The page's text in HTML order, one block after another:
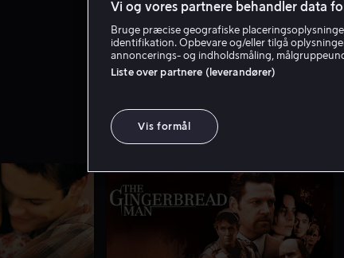
Daryl
Gæst
Vi og vores partnere behandler data
Bruge præcise geografiske
identifikation. Opbevare og/eller tilgå
annoncerings- og indholdsmåling,
Liste over partnere (leverandører)
Vis formål